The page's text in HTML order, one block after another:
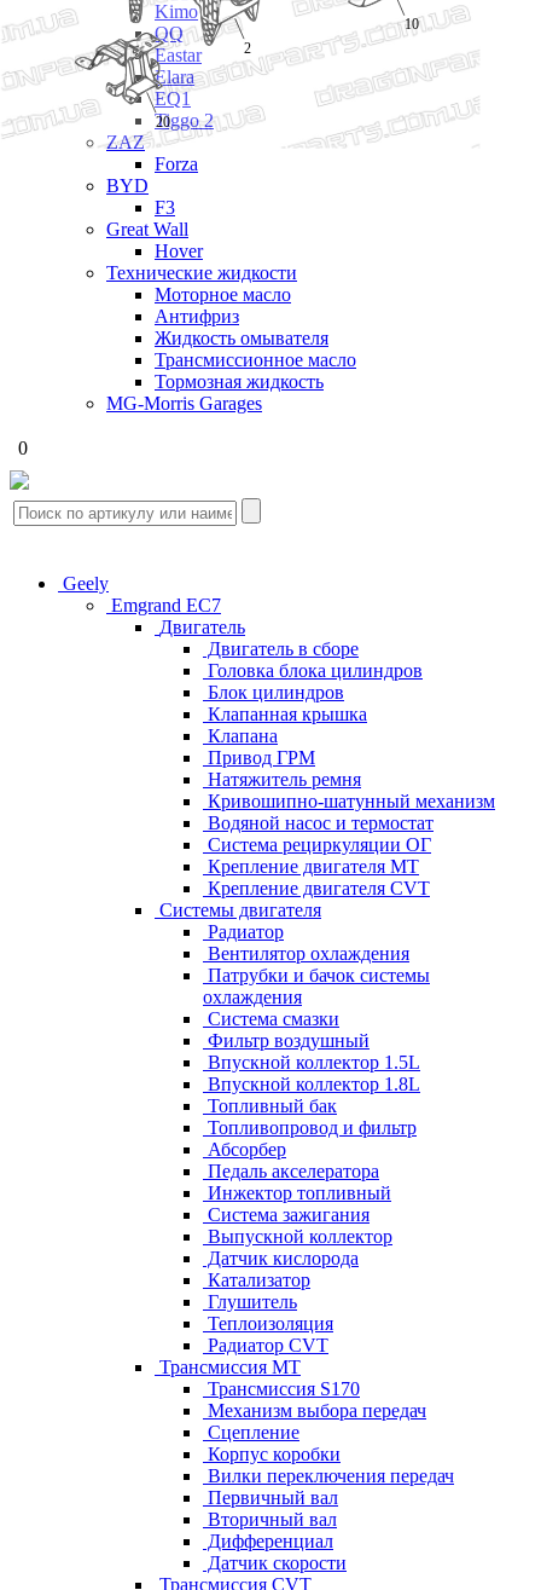
Kimo
QQ
Eastar
Elara
EQ1
Tiggo 2
ZAZ
Forza
BYD
F3
Great Wall
Hover
Технические жидкости
Моторное масло
Антифриз
Жидкость омывателя
Трансмиссионное масло
Тормозная жидкость
MG-Morris Garages
0
Geely
Emgrand EC7
Двигатель
Двигатель в сборе
Головка блока цилиндров
Блок цилиндров
Клапанная крышка
Клапана
Привод ГРМ
Натяжитель ремня
Кривошипно-шатунный механизм
Водяной насос и термостат
Система рециркуляции ОГ
Крепление двигателя MT
Крепление двигателя CVT
Системы двигателя
Радиатор
Вентилятор охлаждения
Патрубки и бачок системы
охлаждения
Система смазки
Фильтр воздушный
Впускной коллектор 1.5L
Впускной коллектор 1.8L
Топливный бак
Топливопровод и фильтр
Абсорбер
Педаль акселератора
Инжектор топливный
Система зажигания
Выпускной коллектор
Датчик кислорода
Катализатор
Глушитель
Теплоизоляция
Радиатор CVT
Трансмиссия MT
Трансмиссия S170
Механизм выбора передач
Сцепление
Корпус коробки
Вилки переключения передач
Первичный вал
Вторичный вал
Дифференциал
Датчик скорости
Трансмиссия CVT
10
2
20